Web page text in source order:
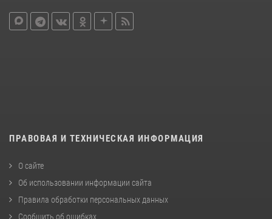
ПРАВОВАЯ И ТЕХНИЧЕСКАЯ ИНФОРМАЦИЯ
О сайте
Об использовании информации сайта
Правила обработки персональных данных
Сообщить об ошибках